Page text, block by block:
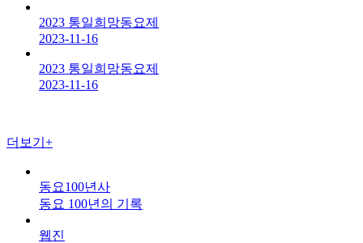
2023 통일희망동요제
2023-11-16
2023 통일희망동요제
2023-11-16
더보기+
동요100년사
동요 100년의 기록
웹진